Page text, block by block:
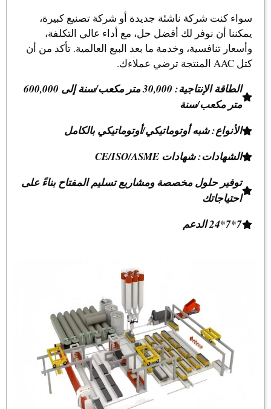
سواء كنت شركة ناشئة جديدة أو شركة تصنيع كبيرة،
يمكننا أن نوفر لك أفضل حل، مع أداء عالي التكلفة،
وأسعار تنافسية، وخدمة ما بعد البيع العالمية. تأكد من أن
كتل AAC المنتجة ترضي عملاءك.
الطاقة الإنتاجية: 30,000 متر مكعب/سنة إلى 600,000
متر مكعب/سنة
الأنواع: شبه أوتوماتيكي/أوتوماتيكي بالكامل
الشهادات: شهادات CE/ISO/ASME
توفير حلول مخصصة ومشاريع تسليم المفتاح بناءً على
احتياجاتك
7*7*24 الدعم